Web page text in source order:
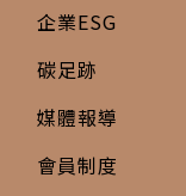
企業ESG
碳足跡
媒體報導
會員制度